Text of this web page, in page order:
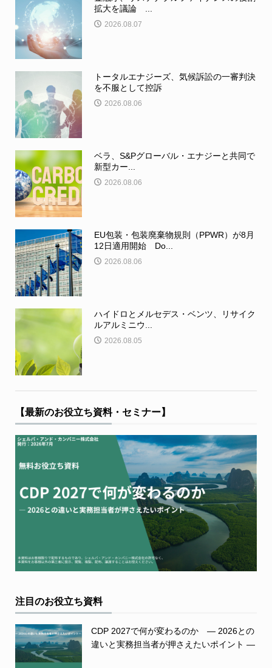
拡大を議論 ...
2026.08.07
トータルエナジーズ、気候訴訟の一審判決
を不服として控訴
2026.08.06
ベラ、S&Pグローバル・エナジーと共同で
新型カー...
2026.08.06
EU包装・包装廃棄物規則（PPWR）が8月
12日適用開始 Do...
2026.08.06
ハイドロとメルセデス・ベンツ、リサイク
ルアルミニウ...
2026.08.05
【最新のお役立ち資料・セミナー】
注目のお役立ち資料
CDP 2027で何が変わるのか ― 2026との
違いと実務担当者が押さえたいポイント ―